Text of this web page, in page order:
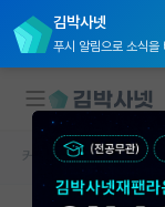
김박사넷
푸시 알림으로 소식을
대학원생 모집
커뮤니티 홈 자유